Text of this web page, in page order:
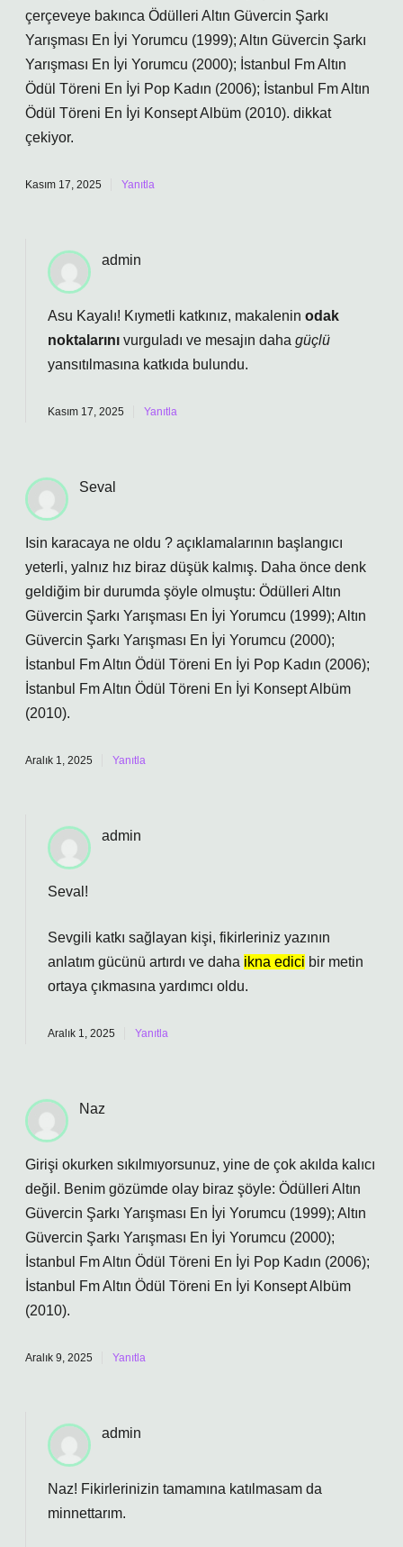
çerçeveye bakınca Ödülleri Altın Güvercin Şarkı
Yarışması En İyi Yorumcu (1999); Altın Güvercin Şarkı
Yarışması En İyi Yorumcu (2000); İstanbul Fm Altın
Ödül Töreni En İyi Pop Kadın (2006); İstanbul Fm Altın
Ödül Töreni En İyi Konsept Albüm (2010). dikkat
çekiyor.
Kasım 17, 2025 Yanıtla
admin
Asu Kayalı! Kıymetli katkınız, makalenin odak
noktalarını vurguladı ve mesajın daha güçlü
yansıtılmasına katkıda bulundu.
Kasım 17, 2025 Yanıtla
Seval
Isin karacaya ne oldu ? açıklamalarının başlangıcı
yeterli, yalnız hız biraz düşük kalmış. Daha önce denk
geldiğim bir durumda şöyle olmuştu: Ödülleri Altın
Güvercin Şarkı Yarışması En İyi Yorumcu (1999); Altın
Güvercin Şarkı Yarışması En İyi Yorumcu (2000);
İstanbul Fm Altın Ödül Töreni En İyi Pop Kadın (2006);
İstanbul Fm Altın Ödül Töreni En İyi Konsept Albüm
(2010).
Aralık 1, 2025 Yanıtla
admin
Seval!
Sevgili katkı sağlayan kişi, fikirleriniz yazının
anlatım gücünü artırdı ve daha ikna edici bir metin
ortaya çıkmasına yardımcı oldu.
Aralık 1, 2025 Yanıtla
Naz
Girişi okurken sıkılmıyorsunuz, yine de çok akılda kalıcı
değil. Benim gözümde olay biraz şöyle: Ödülleri Altın
Güvercin Şarkı Yarışması En İyi Yorumcu (1999); Altın
Güvercin Şarkı Yarışması En İyi Yorumcu (2000);
İstanbul Fm Altın Ödül Töreni En İyi Pop Kadın (2006);
İstanbul Fm Altın Ödül Töreni En İyi Konsept Albüm
(2010).
Aralık 9, 2025 Yanıtla
admin
Naz! Fikirlerinizin tamamına katılmasam da
minnettarım.